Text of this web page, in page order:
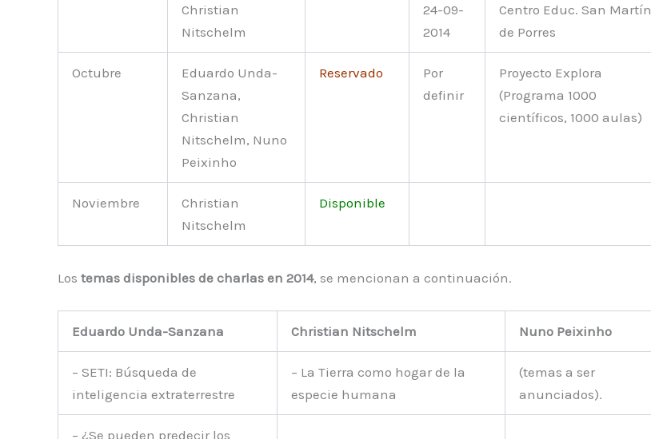
Christian
Nitschelm
24-09-
2014
Centro Educ. San Martín
de Porres
Octubre
Eduardo Unda-
Sanzana,
Christian
Nitschelm, Nuno
Peixinho
Reservado
Por
definir
Proyecto Explora
(Programa 1000
científicos, 1000 aulas)
Noviembre
Christian
Nitschelm
Disponible
Los temas disponibles de charlas en 2014, se mencionan a continuación.
Eduardo Unda-Sanzana Christian Nitschelm Nuno Peixinho
– SETI: Búsqueda de
inteligencia extraterrestre
– La Tierra como hogar de la
especie humana
(temas a ser
anunciados).
– ¿Se pueden predecir los